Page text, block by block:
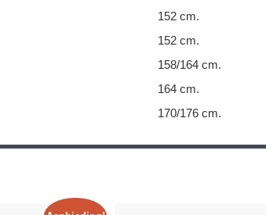
152 cm.
152 cm.
158/164 cm.
164 cm.
170/176 cm.